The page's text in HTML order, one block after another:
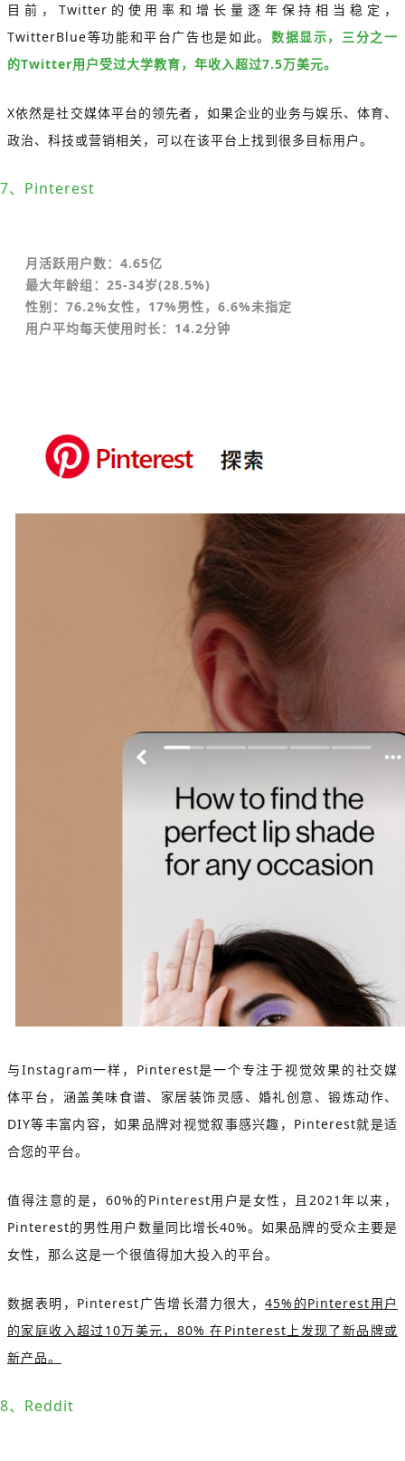
目前，Twitter的使用率和增长量逐年保持相当稳定，
TwitterBlue等功能和平台广告也是如此。 数据显示，三分之一
的Twitter用户受过大学教育，年收入超过7.5万美元。
X依然是社交媒体平台的领先者，如果企业的业务与娱乐、体育、
政治、科技或营销相关，可以在该平台上找到很多目标用户。
7、Pinterest
月活跃用户数：4.65亿
最大年龄组：25-34岁(28.5%)
性别：76.2%女性，17%男性，6.6%未指定
用户平均每天使用时长：14.2分钟
与Instagram一样，Pinterest是一个专注于视觉效果的社交媒
体平台，涵盖美味食谱、家居装饰灵感、婚礼创意、锻炼动作、
DIY等丰富内容，如果品牌对视觉叙事感兴趣，Pinterest就是适
合您的平台。
值得注意的是，60%的Pinterest用户是女性，且2021年以来，
Pinterest的男性用户数量同比增长40%。如果品牌的受众主要是
女性，那么这是一个很值得加大投入的平台。
数据表明，Pinterest广告增长潜力很大，45%的Pinterest用户
的家庭收入超过10万美元，80% 在Pinterest上发现了新品牌或
新产品。
8、Reddit